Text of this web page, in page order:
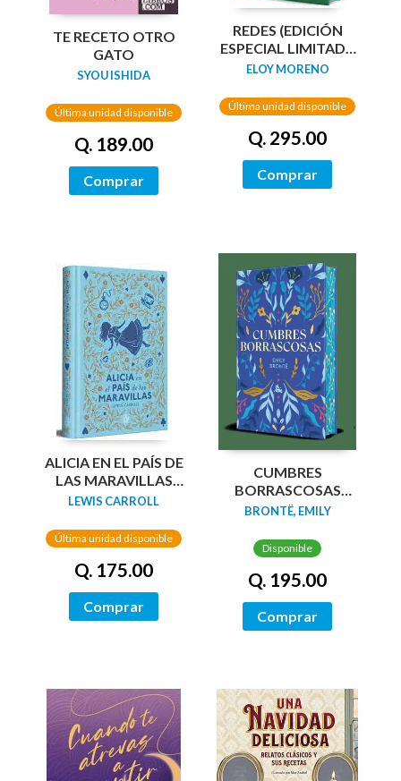
TE RECETO OTRO
GATO
SYOU ISHIDA
Última unidad disponible
Q. 189.00
Comprar
REDES (EDICIÓN
ESPECIAL LIMITADA
GUARDAS DRAGÓN)
ELOY MORENO
Última unidad disponible
Q. 295.00
Comprar
ALICIA EN EL PAÍS DE
LAS MARAVILLAS
(EDICIÓN LIMITADA
PINTADOS)
LEWIS CARROLL
Última unidad disponible
Q. 175.00
Comprar
CUMBRES
BORRASCOSAS
(EDICION LIMITADA
TINTADOS)
BRONTË, EMILY
Disponible
Q. 195.00
Comprar